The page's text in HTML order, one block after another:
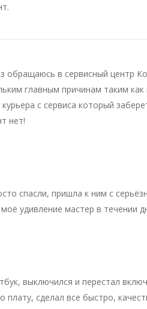
обращаюсь в сервисный центр
главным причинам таким
с сервиса который
нет!
спасли, пришла к ним с
удивление мастер в течении
выключился и перестал
плату, сделал все быстро,